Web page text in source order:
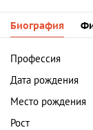
Биография
Профессия
Дата рождения
Место рождения
Рост